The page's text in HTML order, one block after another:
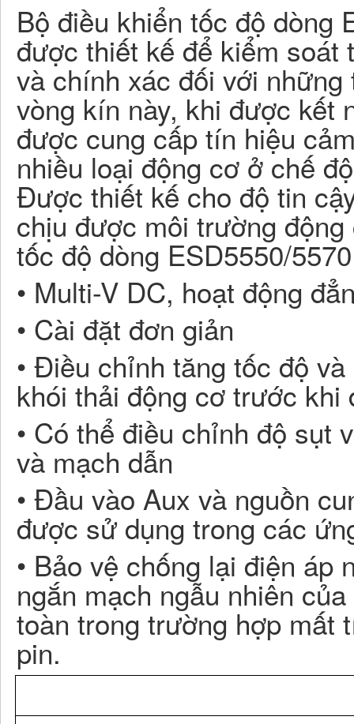
Bộ điều khiển tốc độ dòng
được thiết kế để kiểm soát
và chính xác đối với
vòng kín này, khi được kết
được cung cấp tín hiệu
nhiều loại động cơ ở chế
Được thiết kế cho độ tin
chịu được môi trường
tốc độ dòng ESD5550/
• Multi-V DC, hoạt động
• Cài đặt đơn giản
• Điều chỉnh tăng tốc độ
khói thải động cơ trước
• Có thể điều chỉnh độ sụt
và mạch dẫn
• Đầu vào Aux và nguồn
được sử dụng trong các
• Bảo vệ chống lại điện
ngắn mạch ngẫu nhiên
toàn trong trường hợp mất
pin.